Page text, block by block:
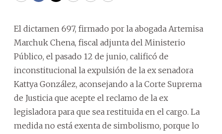
El dictamen 697, firmado por la abogada Artemisa
Marchuk Chena, fiscal adjunta del Ministerio
Público, el pasado 12 de junio, calificó de
inconstitucional la expulsión de la ex senadora
Kattya González, aconsejando a la Corte Suprema
de Justicia que acepte el reclamo de la ex
legisladora para que sea restituida en el cargo. La
medida no está exenta de simbolismo, porque lo